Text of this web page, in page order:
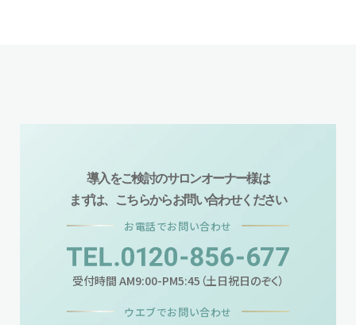
導入をご検討のサロンオーナー様は
まずは、こちらからお問い合わせください
お電話でお問い合わせ
受付時間 AM9:00-PM5:45（土日祝日のぞく）
ウエブでお問い合わせ